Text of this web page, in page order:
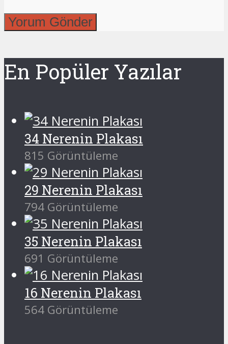
En Popüler Yazılar
34 Nerenin Plakası
815 Görüntüleme
29 Nerenin Plakası
794 Görüntüleme
35 Nerenin Plakası
691 Görüntüleme
16 Nerenin Plakası
564 Görüntüleme